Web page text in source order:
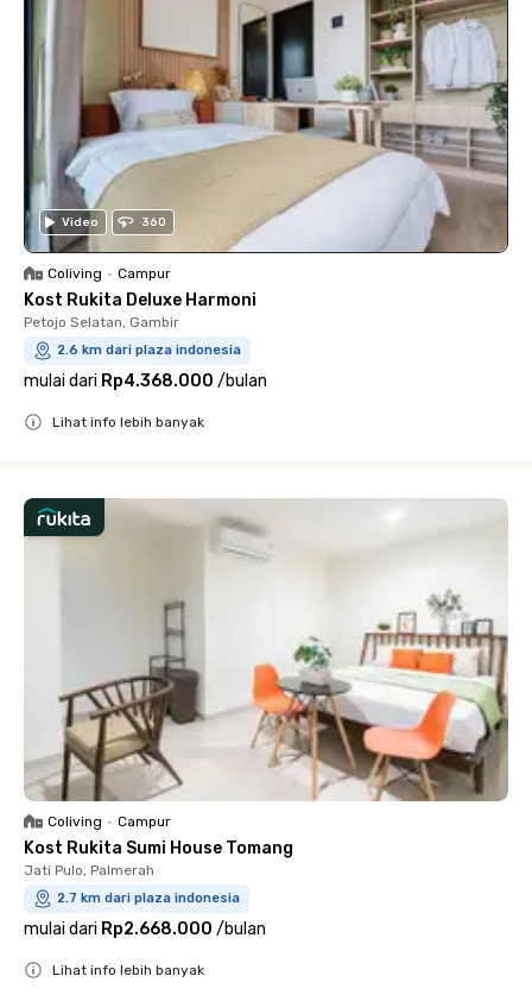
Video 360
Coliving • Campur
Kost Rukita Deluxe Harmoni
Petojo Selatan, Gambir
2.6 km dari plaza indonesia
mulai dari Rp4.368.000 /bulan
Lihat info lebih banyak
Coliving • Campur
Kost Rukita Sumi House Tomang
Jati Pulo, Palmerah
2.7 km dari plaza indonesia
mulai dari Rp2.668.000 /bulan
Lihat info lebih banyak